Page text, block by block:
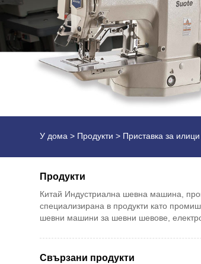
У дома > Продукти > Приставка за
Продукти
Китай Индустриална шевна машина,
специализирана в продукти като
шевни машини за шевни шевове,
Свързани продукти